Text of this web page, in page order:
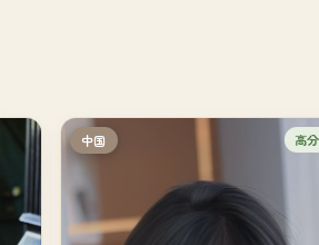
中国 高分